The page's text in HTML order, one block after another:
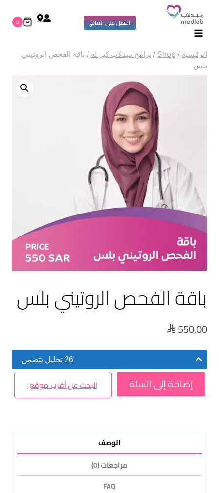
احصل علي النتائج 0
الرئيسية /
Shop
/ برامج ميدلاب كير له / باقة الفحص الروتيني
بلس
باقة الفحص الروتيني بلس
 550,00
إضافة إلى السلة البحث عن أقرب موقع
26 تحليل تتضمن
الوصف
مراجعات (0)
FAQ